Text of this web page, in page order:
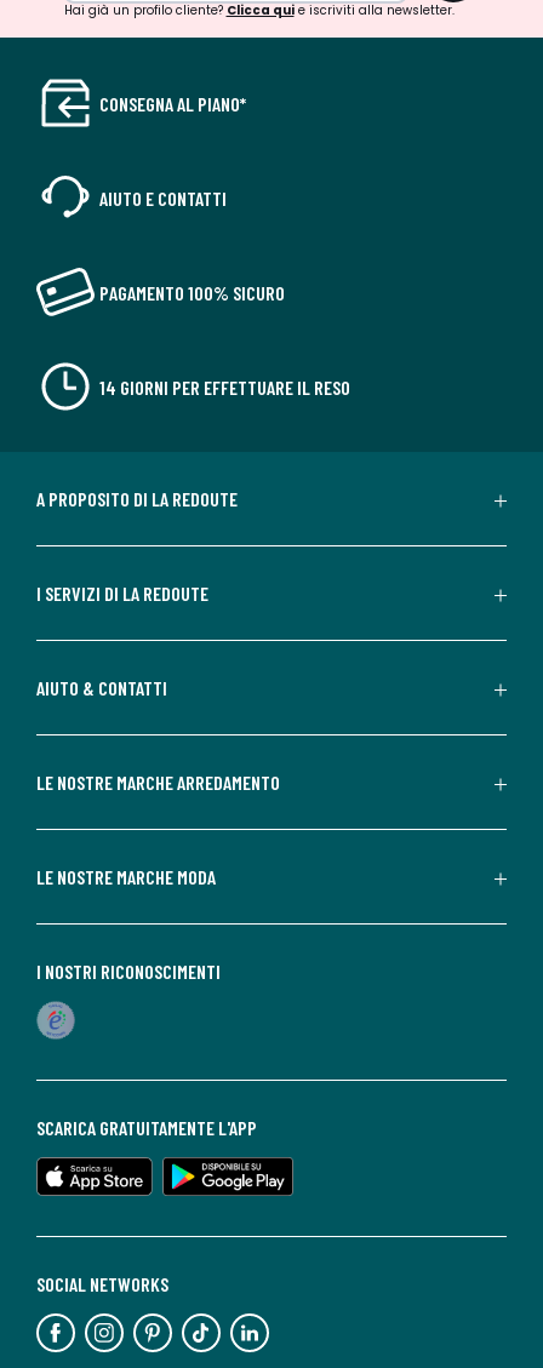
Hai già un profilo cliente? Clicca quie iscriviti alla newsletter.
CONSEGNA AL PIANO*
AIUTO E CONTATTI
PAGAMENTO 100% SICURO
14 GIORNI PER EFFETTUARE IL RESO
A PROPOSITO DI LA REDOUTE
I SERVIZI DI LA REDOUTE
AIUTO & CONTATTI
LE NOSTRE MARCHE ARREDAMENTO
LE NOSTRE MARCHE MODA
SOCIAL NETWORKS
SCARICA GRATUITAMENTE L'APP
I NOSTRI RICONOSCIMENTI